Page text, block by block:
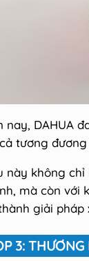
nay, DAHUA
tương đương
này không chỉ
mà còn với
giải pháp
3: THƯƠNG